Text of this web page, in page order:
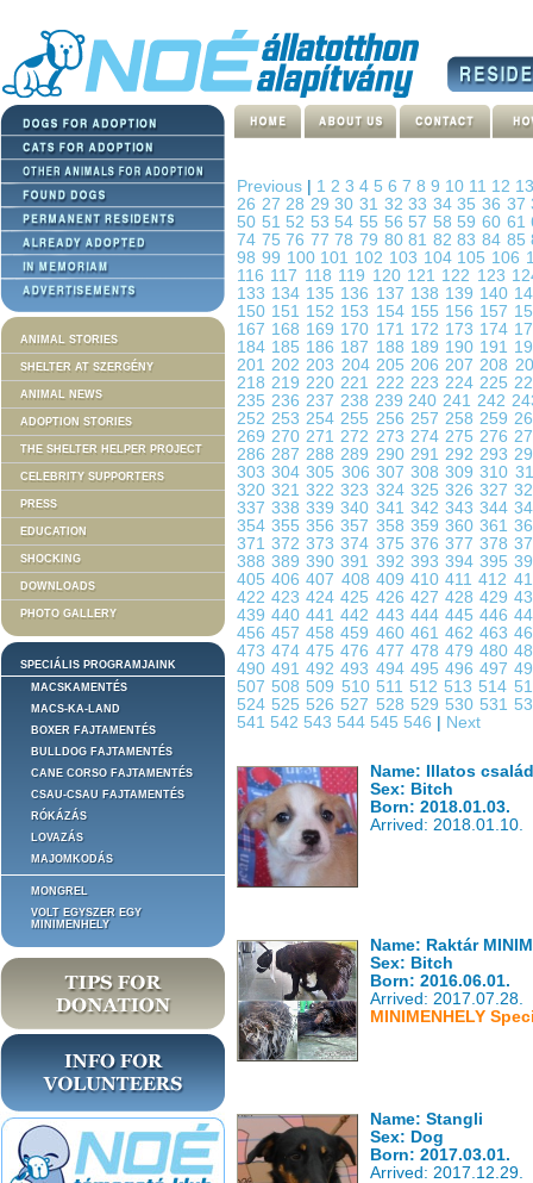
ANIMAL STORIES
SHELTER AT SZERGÉNY
ANIMAL NEWS
ADOPTION STORIES
THE SHELTER HELPER PROJECT
CELEBRITY SUPPORTERS
PRESS
EDUCATION
SHOCKING
DOWNLOADS
PHOTO GALLERY
SPECIÁLIS PROGRAMJAINK
MACSKAMENTÉS
MACS-KA-LAND
BOXER FAJTAMENTÉS
BULLDOG FAJTAMENTÉS
CANE CORSO FAJTAMENTÉS
CSAU-CSAU FAJTAMENTÉS
RÓKÁZÁS
LOVAZÁS
MAJOMKODÁS
MONGREL
VOLT EGYSZER EGY
MINIMENHELY
Previous 1 2 3 4 5 6 7 8 9 10 11 12
26 2728 293031 3233 343536 37
50 51 52 53 54 55 56 57 58 5960 61
74 7576 777879 8081 828384 85
98 99 100 101 102 103 104 105 106
116 117 118 119 120 121 122 123
133 134 135 136 137 138 139 140
150 151 152 153 154 155 156 157
167 168 169 170 171 172 173 174
184 185 186 187 188 189 190 191
201202203 204 205 206207208
218219220221 222 223 224 225
235 236 237 238 239240241242
252253254255 256 257 258 259
269270271272 273 274 275 276
286287288289 290 291 292 293
303304305 306 307 308309310
320321322323 324 325 326 327
337338339340 341 342 343 344
354355356357 358 359 360 361
371372373374 375 376 377 378
388389390391 392 393 394 395
405406407 408 409 410411412
422423424425 426 427 428 429
439440441442 443 444 445 446
456457458459 460 461 462 463
473474475476 477 478 479 480
490491492493 494 495 496 497
507 508 509 510 511 512 513 514
524 525 526 527 528 529 530 531
541 542 543 544 545 546 Next
Name: Illatos
Sex: Bitch
Born: 2018.01.03.
Arrived: 2018.01.10.
Name: Raktár
Sex: Bitch
Born: 2016.06.01.
Arrived: 2017.07.28.
MINIMENHELY
Name: Stangli
Sex: Dog
Born: 2017.03.01.
Arrived: 2017.12.29.